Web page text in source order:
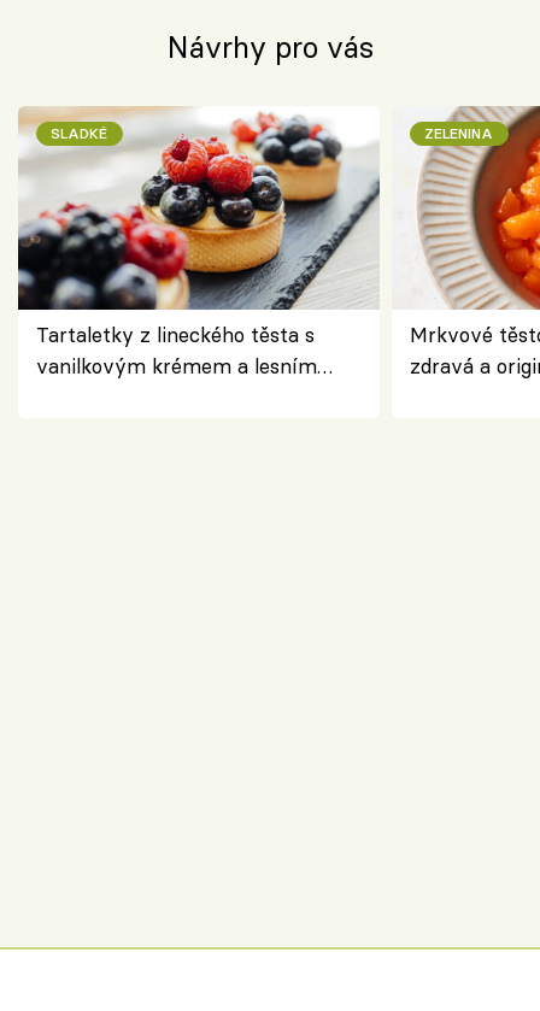
Návrhy pro vás
SLADKÉ
Tartaletky z lineckého těsta s
vanilkovým krémem a lesním
ZELENINA
Mrkvové
zdravá a